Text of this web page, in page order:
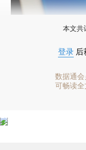
本文共
登录 后
数据通会
可畅读全